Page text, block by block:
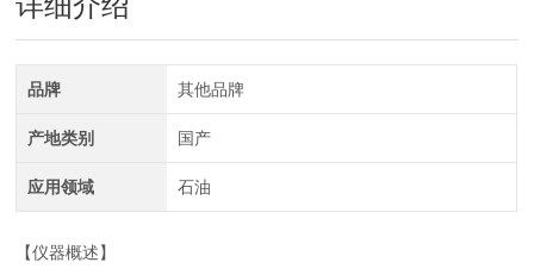
品牌 其他品牌
产地类别 国产
应用领域 石油
【仪器概述】